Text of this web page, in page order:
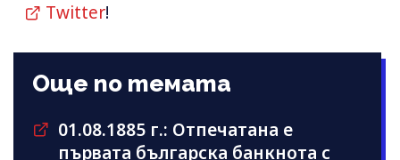
Twitter!
Още по темата
01.08.1885 г.: Отпечатана е
първата българска банкнота с